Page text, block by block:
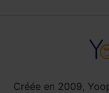
Créée en 2009,